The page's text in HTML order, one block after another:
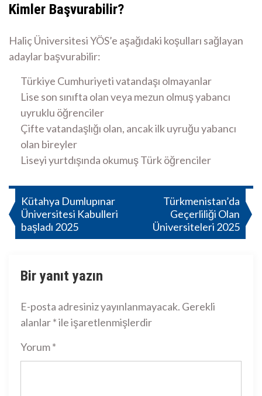
Kimler Başvurabilir?
Haliç Üniversitesi YÖS’e aşağıdaki koşulları sağlayan
adaylar başvurabilir:
Türkiye Cumhuriyeti vatandaşı olmayanlar
Lise son sınıfta olan veya mezun olmuş yabancı
uyruklu öğrenciler
Çifte vatandaşlığı olan, ancak ilk uyruğu yabancı
olan bireyler
Liseyi yurtdışında okumuş Türk öğrenciler
Yazı
gezinmesi
Kütahya Dumlupınar
Üniversitesi Kabulleri
başladı 2025
Türkmenistan’da
Geçerliliği Olan
Üniversiteleri 2025
Bir yanıt yazın
E-posta adresiniz yayınlanmayacak. Gerekli
alanlar*ile işaretlenmişlerdir
Yorum*